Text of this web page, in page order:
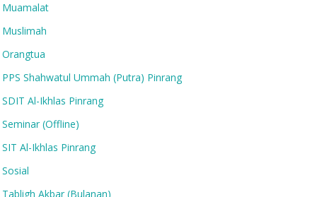
Muamalat
Muslimah
Orangtua
PPS Shahwatul Ummah (Putra) Pinrang
SDIT Al-Ikhlas Pinrang
Seminar (Offline)
SIT Al-Ikhlas Pinrang
Sosial
Tabligh Akbar (Bulanan)